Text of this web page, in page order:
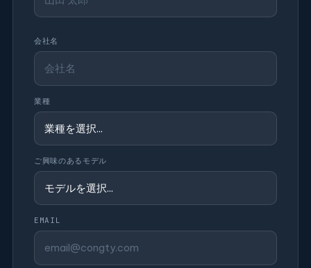
会社名
業種
ご興味のあるモデル
EMAIL